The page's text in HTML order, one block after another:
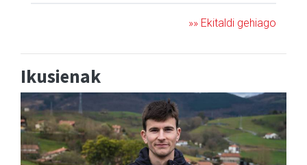
»» Ekitaldi gehiago
Ikusienak